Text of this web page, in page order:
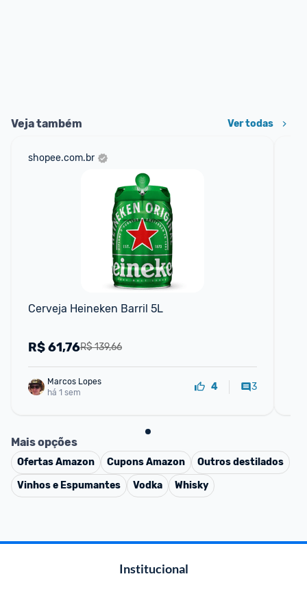
Veja também Ver todas
shopee.com.br
Cerveja Heineken Barril 5L
R$ 139,66
R$61,76
Marcos Lopes
há 1 sem
4 3
Mais opções
OfertasAmazon CuponsAmazon
Outros destilados
Vinhos e Espumantes
Vodka Whisky
Institucional